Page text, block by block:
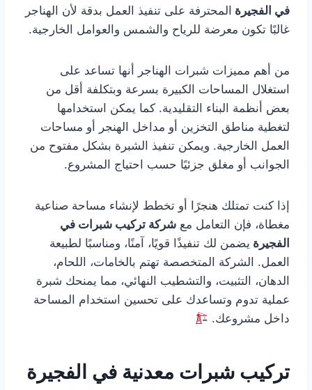
في الفجيرة المحترفة على تنفيذ العمل بدقة لأن الهناجر
غالبًا تكون معرضة للرياح والشمس والعوامل الخارجية.
من أهم مميزات شبرات الهناجر أنها تساعد على
استغلال المساحات الكبيرة بسرعة وبتكلفة أقل من
بعض أنظمة البناء التقليدية. كما يمكن استخدامها
لتغطية مناطق التخزين أو مداخل الهنجر أو مساحات
العمل الخارجية. ويمكن تنفيذ الشبرة بشكل مفتوح من
الجوانب أو مغلق جزئيًا حسب احتياج المشروع.
إذا كنت تمتلك هنجرًا أو تخطط لإنشاء مساحة صناعية
مغطاة، فإن التعامل مع شركة تركيب شبرات في
الفجيرة يضمن لك تنفيذًا قويًا، آمنًا، ومناسبًا لطبيعة
العمل. الشركة المتخصصة تهتم بالخامات، اللحام،
الدهان، التثبيت، والتشطيب النهائي، مما يمنحك شبرة
عملية تدوم وتساعدك على تحسين استخدام المساحة
داخل مشروعك.
تركيب شبرات معدنية في الفجيرة